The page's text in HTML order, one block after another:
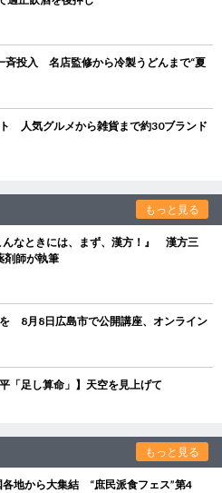
斉投入 名店監修から冷製うどんまで“夏
人気グルメから雑貨まで約30ブランド
もっと見る
んなときには、まず、漢方！』 漢方三
剤師が執筆
8月8日広島市で公開講座、オンライン
「足し算命」】天空を見上げて
もっと見る
各地から大集結 “庶民派食フェス”第4